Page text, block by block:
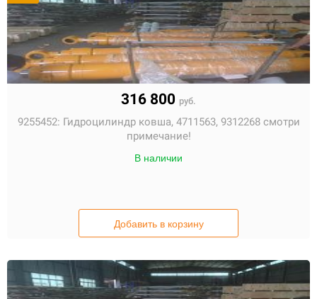
316 800 руб.
9255452: Гидроцилиндр ковша, 4711563, 9312268 смотри
примечание!
В наличии
Добавить в корзину